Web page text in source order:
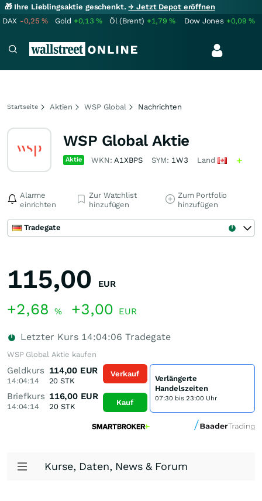
🎁 Ihre Lieblingsaktie geschenkt.→ Jetzt Depot eröffnen
DAX -0,25% Gold +0,13% Öl (Brent) +1,79% Dow Jones +0,09%
Startseite Aktien WSP Global Nachrichten
WSP Global Aktie
Aktie WKN:A1XBPS SYM: 1W3 Land
Alarme
einrichten
Zur Watchlist
hinzufügen
Zum Portfolio
hinzufügen
Tradegate
115,00 EUR
+2,68 % +3,00 EUR
Letzter Kurs 14:04:06 Tradegate
WSP Global Aktie kaufen
Geldkurs
14:04:14
114,00 EUR
20 STK
Briefkurs
14:04:14
116,00 EUR
20 STK
Verkauf
Kauf
Verlängerte
Handelszeiten
07:30 bis 23:00 Uhr
Kurse, Daten, News & Forum